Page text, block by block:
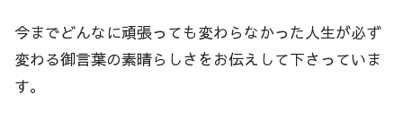
今までどんなに頑張っても変わらなかった人生が必ず
変わる御言葉の素晴らしさをお伝えして下さっていま
す。